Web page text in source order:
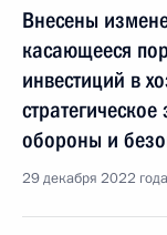
Внесены
касающееся
инвестиций в
обороны и
29 декабря 2022